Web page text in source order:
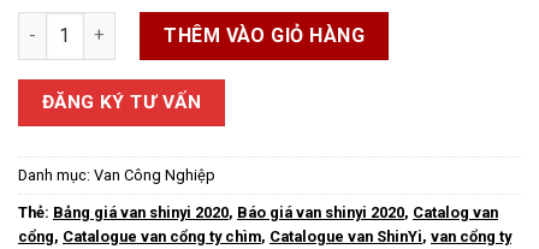
Van cổng ty chìm shinyi DN80 số lượng
THÊM VÀO GIỎ HÀNG
ĐĂNG KÝ TƯ VẤN
Danh mục: Van Công Nghiệp
Thẻ: Bảng giá van shinyi 2020, Báo giá van shinyi 2020, Catalog van
cổng, Catalogue van cổng ty chìm, Catalogue van ShinYi, van cổng ty